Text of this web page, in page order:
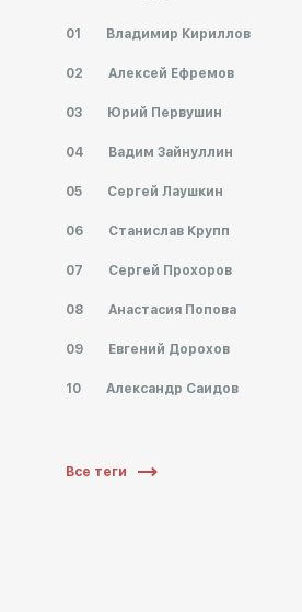
01 Владимир Кириллов
02 Алексей Ефремов
03 Юрий Первушин
04 Вадим Зайнуллин
05 Сергей Лаушкин
06 Станислав Крупп
07 Сергей Прохоров
08 Анастасия Попова
09 Евгений Дорохов
10 Александр Саидов
Все теги